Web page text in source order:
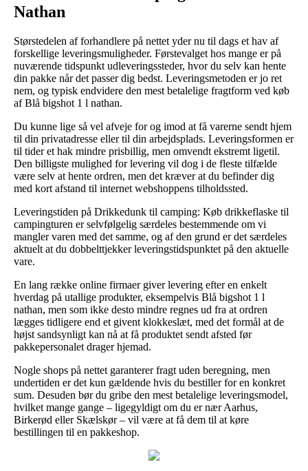
Nathan
Størstedelen af forhandlere på nettet yder nu til dags et hav af
forskellige leveringsmuligheder. Førstevalget hos mange er på
nuværende tidspunkt udleveringssteder, hvor du selv kan hente
din pakke når det passer dig bedst. Leveringsmetoden er jo ret
nem, og typisk endvidere den mest betalelige fragtform ved køb
af Blå bigshot 1 l nathan.
Du kunne lige så vel afveje for og imod at få varerne sendt hjem
til din privatadresse eller til din arbejdsplads. Leveringsformen er
til tider et hak mindre prisbillig, men omvendt ekstremt ligetil.
Den billigste mulighed for levering vil dog i de fleste tilfælde
være selv at hente ordren, men det kræver at du befinder dig
med kort afstand til internet webshoppens tilholdssted.
Leveringstiden på Drikkedunk til camping: Køb drikkeflaske til
campingturen er selvfølgelig særdeles bestemmende om vi
mangler varen med det samme, og af den grund er det særdeles
aktuelt at du dobbelttjekker leveringstidspunktet på den aktuelle
vare.
En lang række online firmaer giver levering efter en enkelt
hverdag på utallige produkter, eksempelvis Blå bigshot 1 l
nathan, men som ikke desto mindre regnes ud fra at ordren
lægges tidligere end et givent klokkeslæt, med det formål at de
højst sandsynligt kan nå at få produktet sendt afsted før
pakkepersonalet drager hjemad.
Nogle shops på nettet garanterer fragt uden beregning, men
undertiden er det kun gældende hvis du bestiller for en konkret
sum. Desuden bør du gribe den mest betalelige leveringsmodel,
hvilket mange gange – ligegyldigt om du er nær Aarhus,
Birkerød eller Skælskør – vil være at få dem til at køre
bestillingen til en pakkeshop.